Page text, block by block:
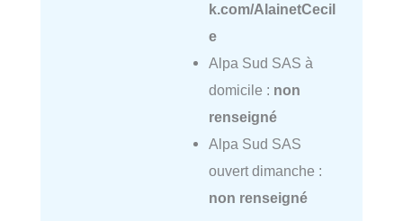
k.com/AlainetCecil
e
Alpa Sud SAS à
domicile : non
renseigné
Alpa Sud SAS
ouvert dimanche :
non renseigné